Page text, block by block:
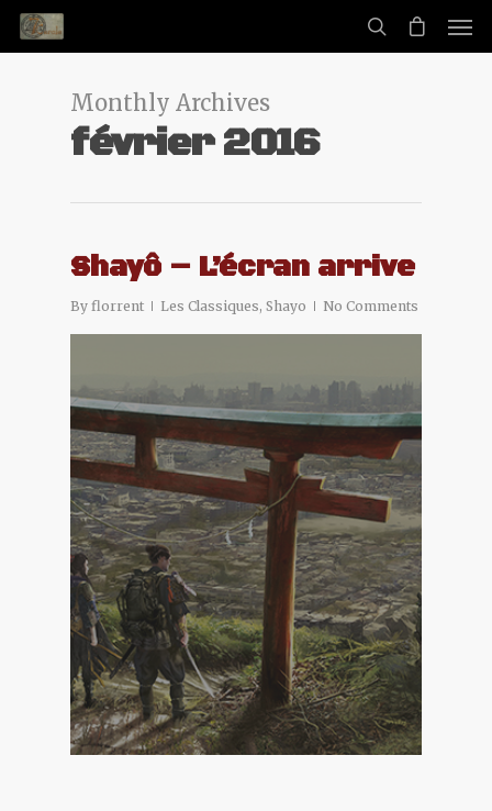
Monthly Archives
février 2016
Shayô – L’écran arrive
By florrent Les Classiques, Shayo No Comments